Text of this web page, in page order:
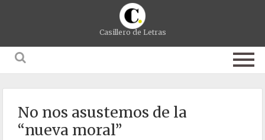
Casillero de Letras
No nos asustemos de la
“nueva moral”